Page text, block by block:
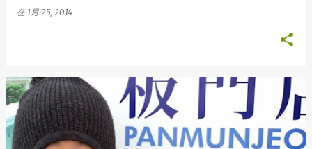
在1月 25, 2014